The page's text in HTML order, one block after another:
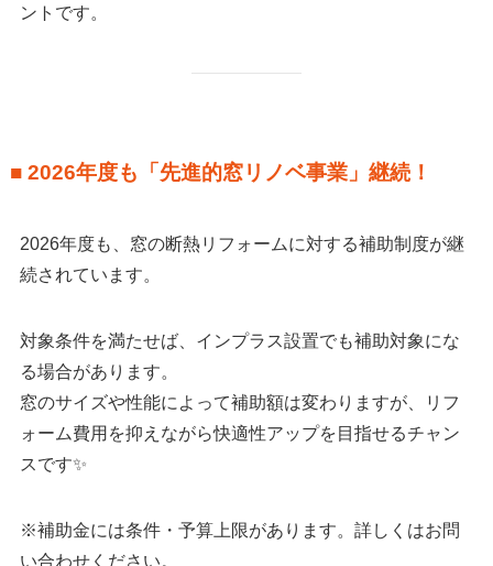
ントです。
■ 2026年度も「先進的窓リノベ事業」継続！
2026年度も、窓の断熱リフォームに対する補助制度が継
続されています。
対象条件を満たせば、インプラス設置でも補助対象にな
る場合があります。
窓のサイズや性能によって補助額は変わりますが、リフ
ォーム費用を抑えながら快適性アップを目指せるチャン
スです✨
※補助金には条件・予算上限があります。詳しくはお問
い合わせください。